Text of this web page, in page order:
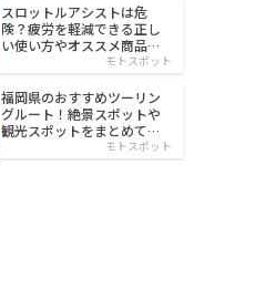
スロットルアシストは危
険？疲労を軽減できる正し
い使い方やオススメ商品を
モトスポット
福岡県のおすすめツーリン
グルート！絶景スポットや
観光スポットをまとめて紹
モトスポット